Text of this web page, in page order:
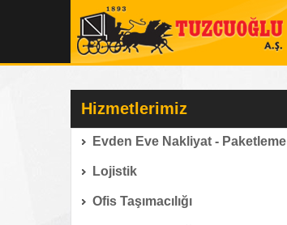
Hizmetlerimiz
Evden Eve Nakliyat - Paketleme
Lojistik
Ofis Taşımacılığı